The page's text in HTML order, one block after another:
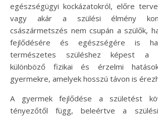
egészségügyi kockázatokról, előre
vagy akár a szülési élmény
császármetszés nem csupán a szülők,
fejlődésére és egészségére is
természetes szüléshez képest a
különböző fizikai és érzelmi
gyermekre, amelyek hosszú távon is
A gyermek fejlődése a születést
tényezőtől függ, beleértve a